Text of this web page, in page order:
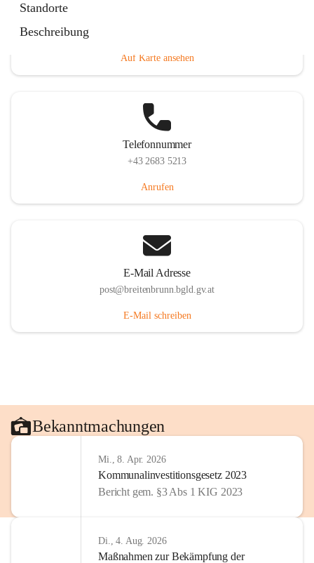
Standorte
Beschreibung
Auf Karte ansehen
Telefonnummer
+43 2683 5213
Anrufen
E-Mail Adresse
post@breitenbrunn.bgld.gv.at
E-Mail schreiben
Bekanntmachungen
Mi., 8. Apr. 2026
Kommunalinvestitionsgesetz 2023
Bericht gem. §3 Abs 1 KIG 2023
Di., 4. Aug. 2026
Maßnahmen zur Bekämpfung der